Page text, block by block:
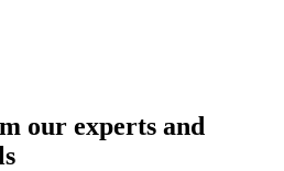
our experts and